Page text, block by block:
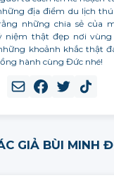
địa điểm du lịch
những chia sẻ của
niệm thật đẹp nơi
khoảnh khắc thật
hành cùng Đức nhé!
GIẢ BÙI MINH